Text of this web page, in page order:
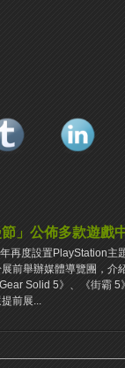
節」公佈多款遊戲
再度設置PlayStation主
前舉辦媒體導覽團，介
Gear Solid 5》、《街霸
前展...